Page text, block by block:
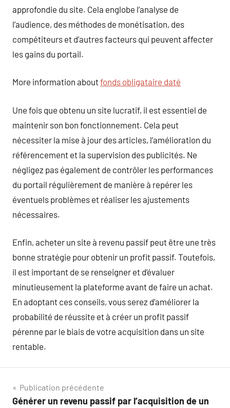
approfondie du site. Cela englobe l’analyse de
l’audience, des méthodes de monétisation, des
compétiteurs et d’autres facteurs qui peuvent affecter
les gains du portail.
More information aboutfonds obligataire daté
Une fois que obtenu un site lucratif, il est essentiel de
maintenir son bon fonctionnement. Cela peut
nécessiter la mise à jour des articles, l’amélioration du
référencement et la supervision des publicités. Ne
négligez pas également de contrôler les performances
du portail régulièrement de manière à repérer les
éventuels problèmes et réaliser les ajustements
nécessaires.
Enfin, acheter un site à revenu passif peut être une très
bonne stratégie pour obtenir un profit passif. Toutefois,
il est important de se renseigner et d’évaluer
minutieusement la plateforme avant de faire un achat.
En adoptant ces conseils, vous serez d’améliorer la
probabilité de réussite et à créer un profit passif
pérenne par le biais de votre acquisition dans un site
rentable.
Navigation
Publication précédente
Générer un revenu passif par l’acquisition de un